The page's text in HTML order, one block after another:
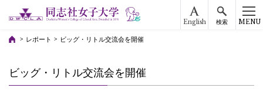
English 検索 MENU
レポート ビッグ・リトル交流会を開催
ビッグ・リトル交流会を開催